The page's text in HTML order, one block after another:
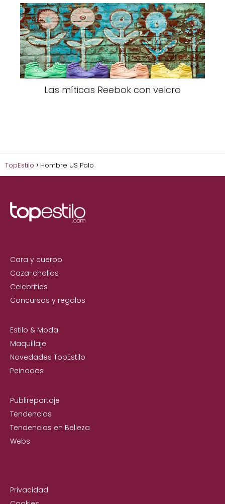
Las míticas Reebok con velcro
TopEstilo Hombre US Polo
Cara y cuerpo
Caza-chollos
Celebrities
Concursos y regalos
Estilo & Moda
Maquillaje
Novedades TopEstilo
Peinados
Publireportaje
Tendencias
Tendencias en Belleza
Webs
Privacidad